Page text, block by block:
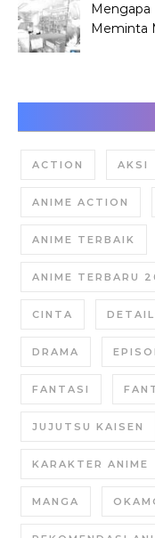
Mengapa
Meminta
ACTION AKSI
ANIME ACTION
ANIME TERBAIK
ANIME TERBARU
CINTA
DRAMA
FANTASI
JUJUTSU KAISEN
KARAKTER ANIME
MANGA